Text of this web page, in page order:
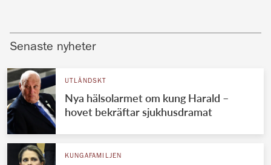
Senaste nyheter
UTLÄNDSKT
Nya hälsolarmet om kung Harald –
hovet bekräftar sjukhusdramat
KUNGAFAMILJEN